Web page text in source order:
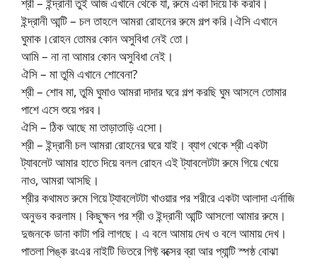
ইন্দ্রানী আন্টি – চল তাহলে আমরা রোহনের রুমে গল্প করি।ঐসি এখানে
ঘুমাক।রোহন তোমর কোন অসুবিধা নেই তো।
আমি – না না আমার কোন অসুবিধা নেই।
ঐসি – মা তুমি এখানে শোবেনা?
শ্রী – শোব মা, তুমি ঘুমাও আমরা দাদার ঘরে গল্প করছি ঘুম আসলে তোমার
পাশে এসে শুয়ে পরব।
ঐসি – ঠিক আছে মা তাড়াতাড়ি এসো।
শ্রী – ইন্দ্রানী চল আমরা রোহনের ঘরে যাই। ব্যাগ থেকে শ্রী একটা
ট্যাবলেট আমার হাতে দিয়ে বলল রোহন এই ট্যাবলেটটা রুমে গিয়ে খেয়ে
নাও, আমরা আসছি।
শ্রীর কথামত রুমে গিয়ে ট্যাবলেটটা খাওয়ার পর শরীরে একটা আলাদা এর্নাজি
অনুভব করলাম। কিছুক্ষন পর শ্রী ও ইন্দ্রানী আন্টি আসলো আমার রুমে।
দুজনকে ডানা কাটা পরি লাগছে। এ বলে আমায় দেখ ও বলে আমায় দেখ।
পাতলা পিঙ্ক রংএর নাইটি ভিতরে গিফ্ট বক্সের ব্রা আর প্যান্টি স্পষ্ঠ বোঝা